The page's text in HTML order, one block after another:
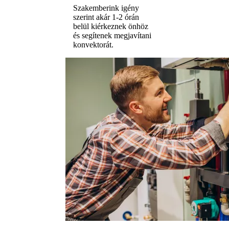
Szakemberink igény
szerint akár 1-2 órán
belül kiérkeznek önhöz
és segítenek megjavítani
konvektorát.